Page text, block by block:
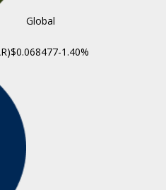
Global
$0.068477-1.40%